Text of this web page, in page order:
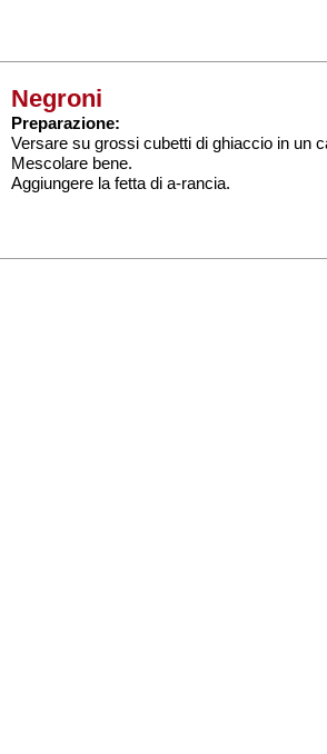
Negroni
Preparazione:
Versare su grossi cubetti di ghiaccio in un
Mescolare bene.
Aggiungere la fetta di a-rancia.